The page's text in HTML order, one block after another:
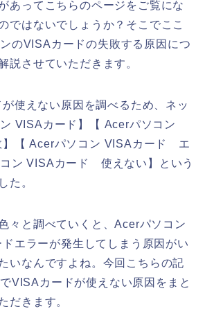
あってこちらのページをご覧にな
ではないでしょうか？そこでここ
のVISAカードの失敗する原因につ
説させていただきます。
使えない原因を調べるため、ネッ
VISAカード】【 Acerパソコン
【 Acerパソコン VISAカード エ
ン VISAカード 使えない】という
た。
々と調べていくと、Acerパソコン
エラーが発生してしまう原因がい
いなんですよね。今回こちらの記
VISAカードが使えない原因をまと
だきます。